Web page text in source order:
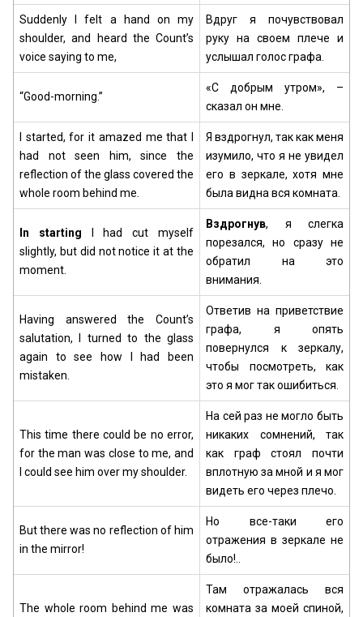
Suddenly I felt a hand on my
shoulder, and heard the Count’s
voice saying to me,
Вдруг я почувствовал
руку на своем плече и
услышал голос графа.
“Good-morning.”
«С добрым утром», –
сказал он мне.
I started, for it amazed me that I
had not seen him, since the
reflection of the glass covered the
whole room behind me.
Я вздрогнул, так как меня
изумило, что я не увидел
его в зеркале, хотя мне
была видна вся комната.
In starting I had cut myself
slightly, but did not notice it at the
moment.
Вздрогнув, я слегка
порезался, но сразу не
обратил на это
внимания.
Having answered the Count’s
salutation, I turned to the glass
again to see how I had been
mistaken.
Ответив на приветствие
графа, я опять
повернулся к зеркалу,
чтобы посмотреть, как
это я мог так ошибиться.
This time there could be no error,
for the man was close to me, and
I could see him over my shoulder.
На сей раз не могло быть
никаких сомнений, так
как граф стоял почти
вплотную за мной и я мог
видеть его через плечо.
But there was no reflection of him
in the mirror!
Но все-таки его
отражения в зеркале не
было!..
The whole room behind me was
Там отражалась вся
комната за моей спиной,